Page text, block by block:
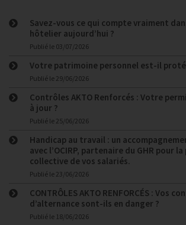
Savez-vous ce qui compte vraiment
hôtelier aujourd’hui ?
Publié le 03/07/2026
Votre patrimoine personnel est-il
Publié le 29/06/2026
Contrôles AKTO Renforcés : Votre
à jour ?
Publié le 25/06/2026
Handicap au travail : un
avec l’OCIRP, partenaire du GHR pour
collective de vos salariés.
Publié le 23/06/2026
CONTRÔLES AKTO RENFORCÉS : Vos
d’alternance sont-ils en danger ?
Publié le 18/06/2026